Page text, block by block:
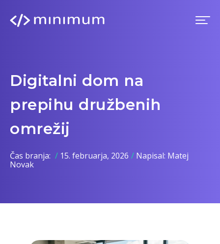
Prednosti
Premium
Prijava
Registracija
Digitalni dom na
prepihu družbenih
omrežij
Čas branja: 15. februarja, 2026 Napisal: Matej
Novak